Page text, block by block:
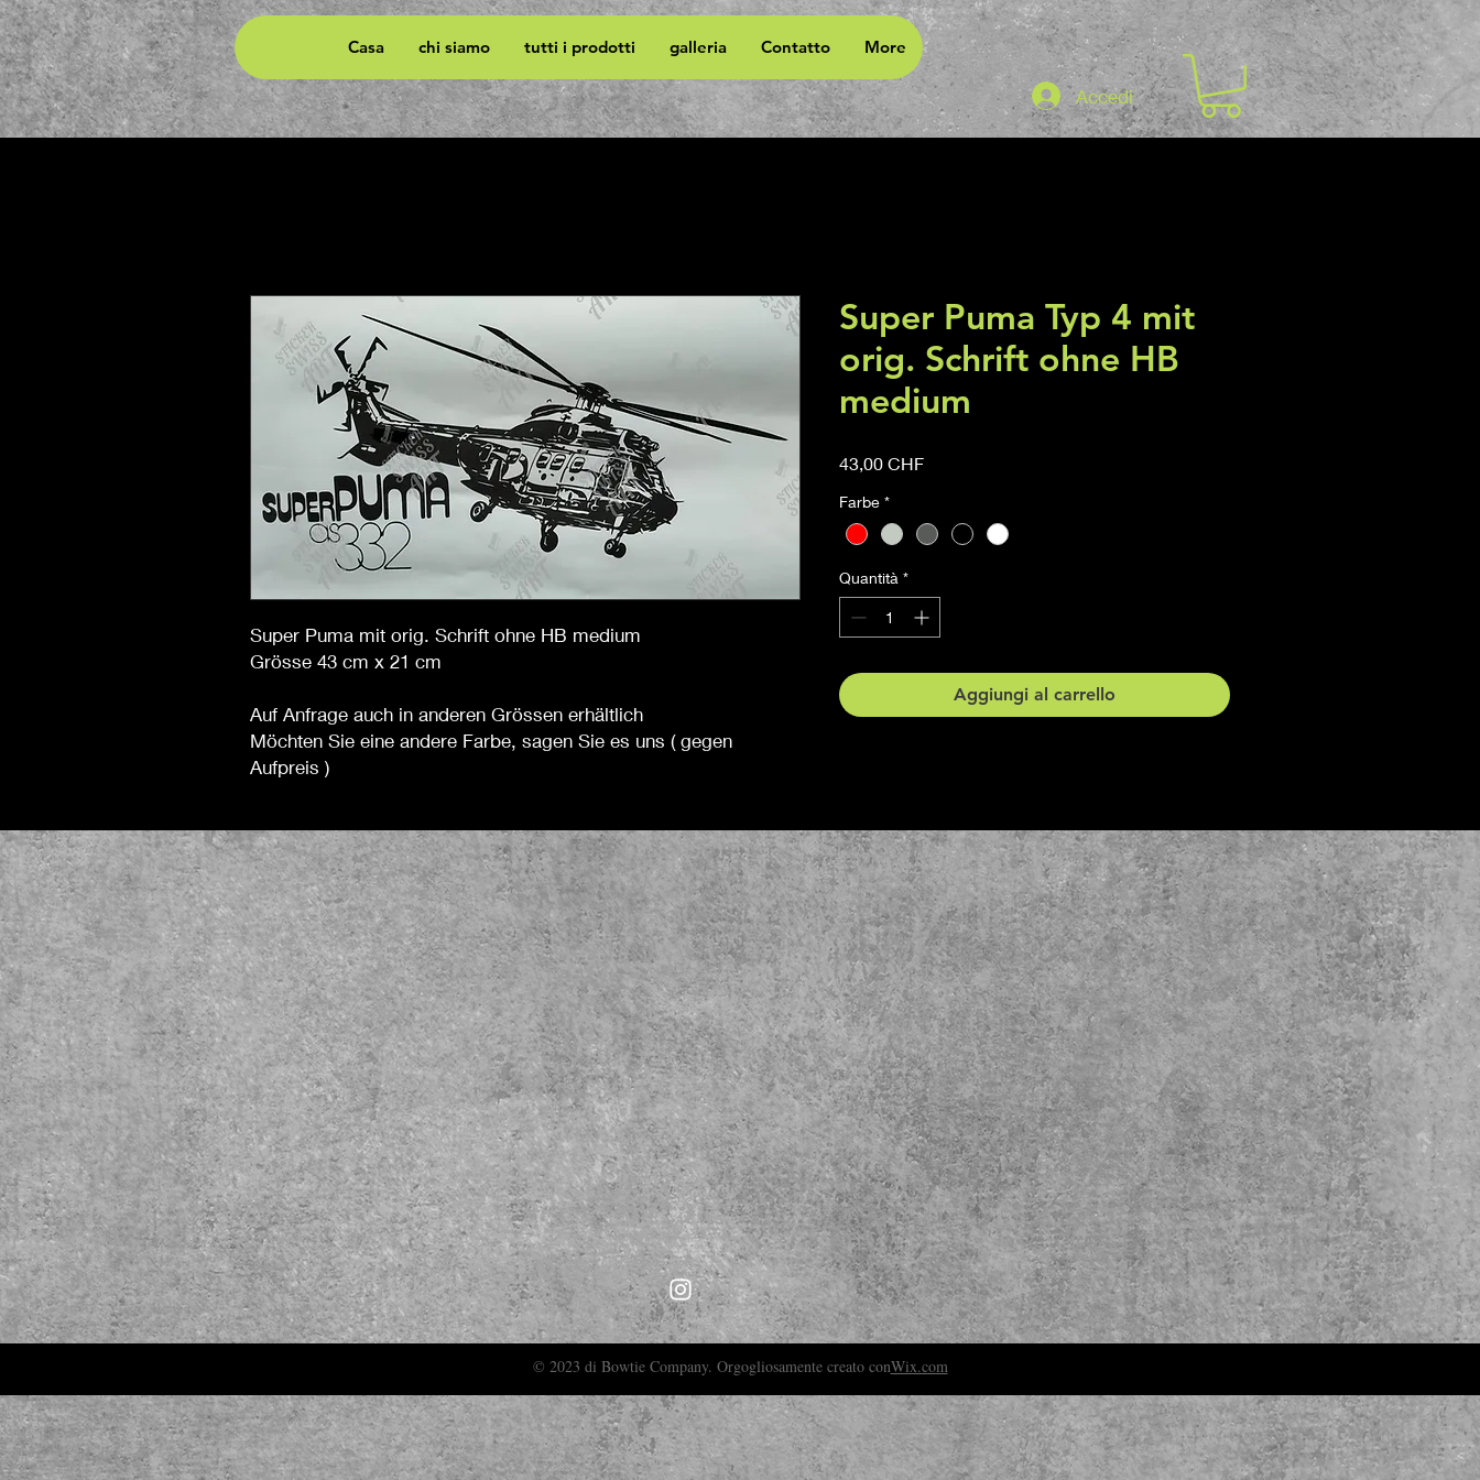
Casa chi siamo tutti i prodotti galleria Contatto More
Accedi
Super Puma mit orig. Schrift ohne HB medium
Grösse 43 cm x 21 cm
Auf Anfrage auch in anderen Grössen erhältlich
Möchten Sie eine andere Farbe, sagen Sie es uns ( gegen
Aufpreis )
Super Puma Typ 4 mit
orig. Schrift ohne HB
medium
43,00 CHFPrezzo
Farbe *
Quantità *
Aggiungi al carrello
© 2023 di Bowtie Company. Orgogliosamente creato conWix.com